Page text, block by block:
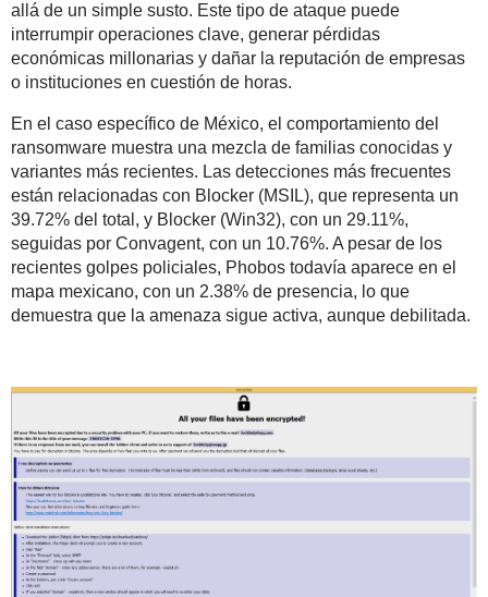
allá de un simple susto. Este tipo de ataque puede
interrumpir operaciones clave, generar pérdidas
económicas millonarias y dañar la reputación de empresas
o instituciones en cuestión de horas.
En el caso específico de México, el comportamiento del
ransomware muestra una mezcla de familias conocidas y
variantes más recientes. Las detecciones más frecuentes
están relacionadas con Blocker (MSIL), que representa un
39.72% del total, y Blocker (Win32), con un 29.11%,
seguidas por Convagent, con un 10.76%. A pesar de los
recientes golpes policiales, Phobos todavía aparece en el
mapa mexicano, con un 2.38% de presencia, lo que
demuestra que la amenaza sigue activa, aunque debilitada.